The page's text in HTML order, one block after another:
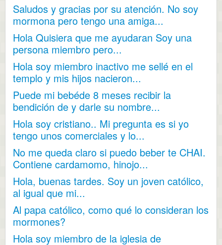
Saludos y gracias por su atención. No soy
mormona pero tengo una amiga...
Hola Quisiera que me ayudaran Soy una
persona miembro pero...
Hola soy miembro inactivo me sellé en el
templo y mis hijos nacieron...
Puede mi bebéde 8 meses recibir la
bendición de y darle su nombre...
Hola soy cristiano.. Mi pregunta es si yo
tengo unos comerciales y lo...
No me queda claro si puedo beber te CHAI.
Contiene cardamomo, hinojo...
Hola, buenas tardes. Soy un joven católico,
al igual que mi...
Al papa católico, como qué lo consideran los
mormones?
Hola soy miembro de la iglesia de